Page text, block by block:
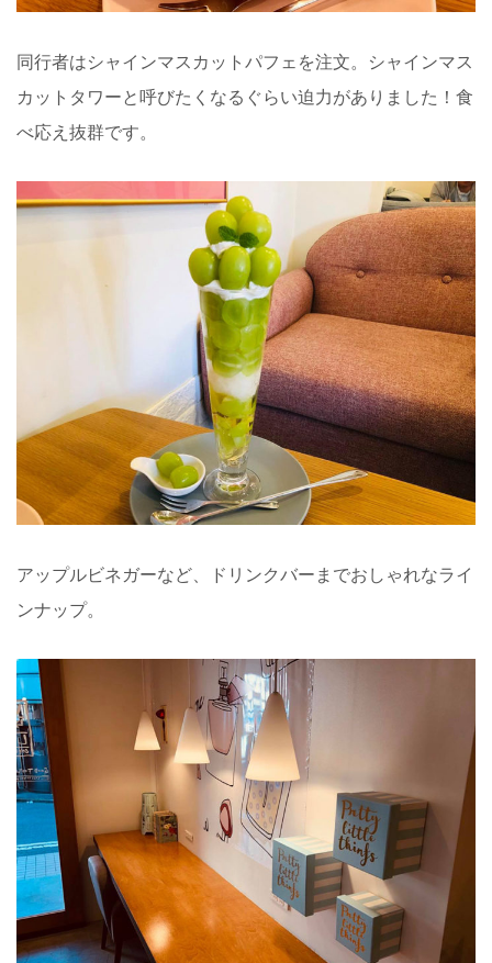
同行者はシャインマスカットパフェを注文。シャインマス
カットタワーと呼びたくなるぐらい迫力がありました！食
べ応え抜群です。
アップルビネガーなど、ドリンクバーまでおしゃれなライ
ンナップ。